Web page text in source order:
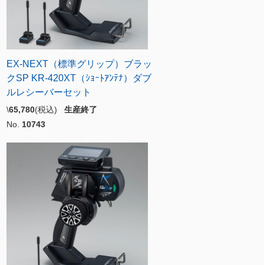
EX-NEXT（標準グリップ）ブラッ
クSP KR-420XT（ｼｮｰﾄｱﾝﾃﾅ）ダブ
ルレシーバーセット
\65,780(税込) 生産終了
No. 10743